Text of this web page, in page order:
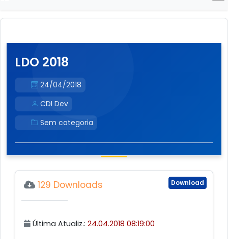
LDO 2018
24/04/2018
CDI Dev
Sem categoria
Download
129 Downloads
Última Atualiz.: 24.04.2018 08:19:00